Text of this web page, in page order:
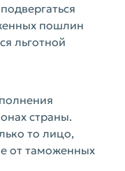
пошлин
льготной
страны.
то лицо,
от таможенных